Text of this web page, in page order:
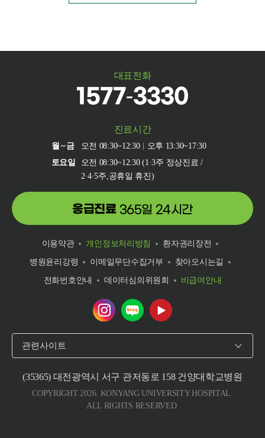
대표전화
1577-3330
진료시간
월~금 오전 08:30~12:30
오후 13:30~17:30
토요일
오전 08:30~12:30 (1·3주 정상진료 /
2·4·5주,공휴일 휴진)
응급진료 365일 24시간
이용약관 개인정보처리방침 환자권리장전
병원윤리강령 이메일무단수집거부 찾아오시는길
전화번호안내 데이터심의위원회 비급여안내
건양대학교병원 인스타그램 바로가기
건양대학교병원 네이버 블로그 바로
건양대학교병원 유튜브 바로
관련사이트
(35365) 대전광역시 서구 관저동로 158 건양대학교병원
COPYRIGHT 2026. KONYANG UNIVERSITY HOSPITAL.
ALL RIGHTS RESERVED.